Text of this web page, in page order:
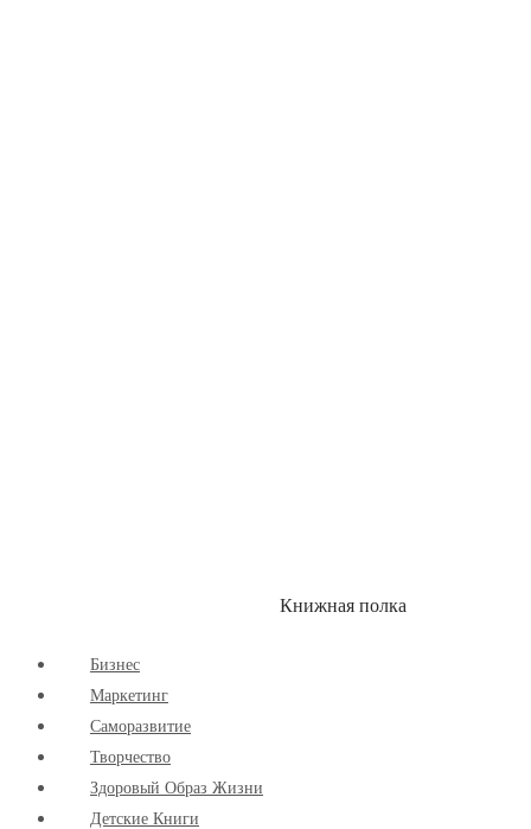
Книжная полка
Бизнес
Маркетинг
Cаморазвитие
Творчество
Здоровый Образ Жизни
Детские Книги